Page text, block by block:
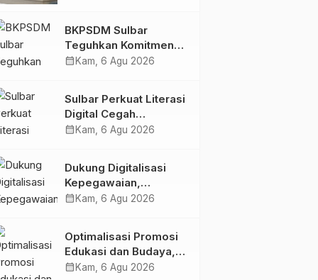
BKPSDM Sulbar
Teguhkan Komitmen
Pengembangan
Penandatanganan
Perjanjian Tugas
Belajar 2026
calendar_month Kam, 6 Agu 2026
Sulbar Perkuat Literasi
Digital Cegah
Kejahatan Love
calendar_month Kam, 6 Agu 2026
Dukung Digitalisasi
Kepegawaian,
DPMPTSP Sulbar Siap
calendar_month Kam, 6 Agu 2026
Optimalisasi Promosi
Edukasi dan Budaya,
Anjungan Provinsi
calendar_month Kam, 6 Agu 2026